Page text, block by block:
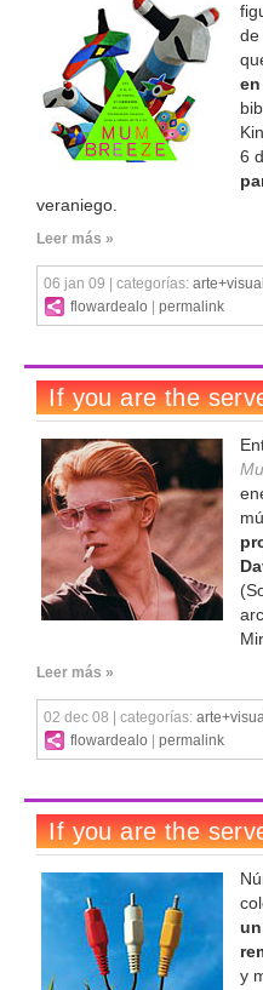
de
6
veraniego.
Leer más »
06 jan 09 | categorías: arte+visual
flowardealo
permalink
Leer más »
02 dec 08 | categorías:
flowardealo
permalink
y